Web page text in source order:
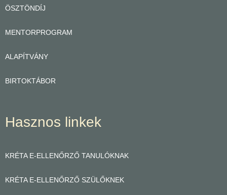
ÖSZTÖNDÍJ
MENTORPROGRAM
ALAPÍTVÁNY
BIRTOKTÁBOR
Hasznos linkek
KRÉTA E-ELLENŐRZŐ TANULÓKNAK
KRÉTA E-ELLENŐRZŐ SZÜLŐKNEK